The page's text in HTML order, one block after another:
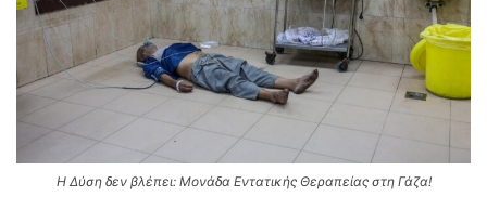
Η Δύση δεν βλέπει: Μονάδα Εντατικής Θεραπείας στη Γάζα!